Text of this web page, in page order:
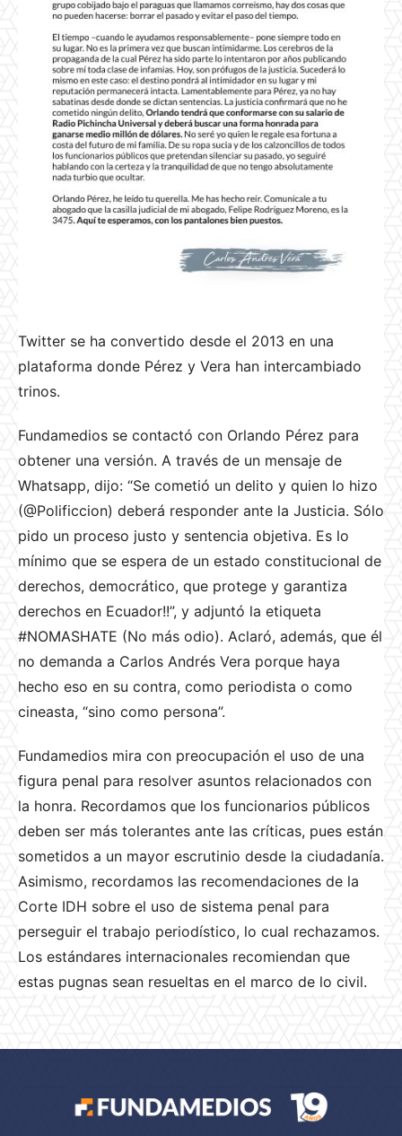
Twitter se ha convertido desde el 2013 en una
plataforma donde Pérez y Vera han intercambiado
trinos.
Fundamedios se contactó con Orlando Pérez para
obtener una versión. A través de un mensaje de
Whatsapp, dijo: “Se cometió un delito y quien lo hizo
(@Polificcion) deberá responder ante la Justicia. Sólo
pido un proceso justo y sentencia objetiva. Es lo
mínimo que se espera de un estado constitucional de
derechos, democrático, que protege y garantiza
derechos en Ecuador!!️”, y adjuntó la etiqueta
#NOMASHATE (No más odio). Aclaró, además, que él
no demanda a Carlos Andrés Vera porque haya
hecho eso en su contra, como periodista o como
cineasta, “sino como persona”.
Fundamedios mira con preocupación el uso de una
figura penal para resolver asuntos relacionados con
la honra. Recordamos que los funcionarios públicos
deben ser más tolerantes ante las críticas, pues están
sometidos a un mayor escrutinio desde la ciudadanía.
Asimismo, recordamos las recomendaciones de la
Corte IDH sobre el uso de sistema penal para
perseguir el trabajo periodístico, lo cual rechazamos.
Los estándares internacionales recomiendan que
estas pugnas sean resueltas en el marco de lo civil.